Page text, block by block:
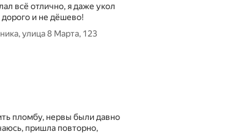
всё отлично, я даже укол
и не дёшево!
улица 8 Марта, 123
пломбу, нервы были давно
пришла повторно,